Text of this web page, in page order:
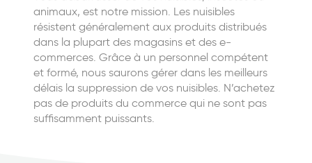
animaux, est notre mission. Les nuisibles
résistent généralement aux produits distribués
dans la plupart des magasins et des e-
commerces. Grâce à un personnel compétent
et formé, nous saurons gérer dans les meilleurs
délais la suppression de vos nuisibles. N’achetez
pas de produits du commerce qui ne sont pas
suffisamment puissants.